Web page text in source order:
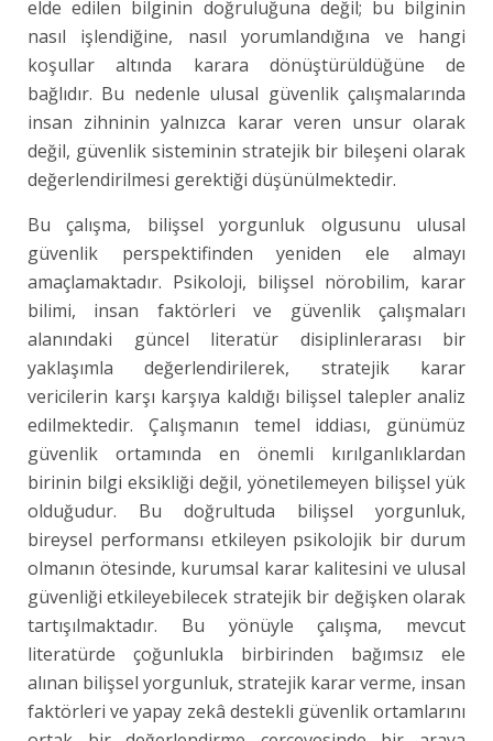
elde edilen bilginin doğruluğuna değil; bu bilginin
nasıl işlendiğine, nasıl yorumlandığına ve hangi
koşullar altında karara dönüştürüldüğüne de
bağlıdır. Bu nedenle ulusal güvenlik çalışmalarında
insan zihninin yalnızca karar veren unsur olarak
değil, güvenlik sisteminin stratejik bir bileşeni olarak
değerlendirilmesi gerektiği düşünülmektedir.
Bu çalışma, bilişsel yorgunluk olgusunu ulusal
güvenlik perspektifinden yeniden ele almayı
amaçlamaktadır. Psikoloji, bilişsel nörobilim, karar
bilimi, insan faktörleri ve güvenlik çalışmaları
alanındaki güncel literatür disiplinlerarası bir
yaklaşımla değerlendirilerek, stratejik karar
vericilerin karşı karşıya kaldığı bilişsel talepler analiz
edilmektedir. Çalışmanın temel iddiası, günümüz
güvenlik ortamında en önemli kırılganlıklardan
birinin bilgi eksikliği değil, yönetilemeyen bilişsel yük
olduğudur. Bu doğrultuda bilişsel yorgunluk,
bireysel performansı etkileyen psikolojik bir durum
olmanın ötesinde, kurumsal karar kalitesini ve ulusal
güvenliği etkileyebilecek stratejik bir değişken olarak
tartışılmaktadır. Bu yönüyle çalışma, mevcut
literatürde çoğunlukla birbirinden bağımsız ele
alınan bilişsel yorgunluk, stratejik karar verme, insan
faktörleri ve yapay zekâ destekli güvenlik ortamlarını